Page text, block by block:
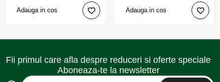
Adauga in cos Adauga in cos
Fii primul care afla despre reduceri si oferte speciale
Aboneaza-te la newsletter